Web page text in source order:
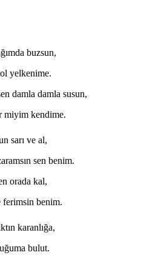
buzsun,
yelkenime.
damla damla susun,
miyim kendime.
sarı ve al,
sen benim.
orada kal,
ferimsin benim.
karanlığa,
bulut.